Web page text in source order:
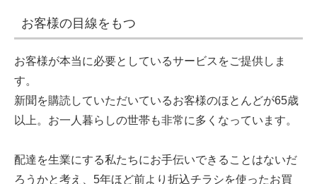
お客様の目線をもつ
お客様が本当に必要としているサービスをご提供しま
す。
新聞を購読していただいているお客様のほとんどが65歳
以上。お一人暮らしの世帯も非常に多くなっています。
配達を生業にする私たちにお手伝いできることはないだ
ろうかと考え、5年ほど前より折込チラシを使ったお買